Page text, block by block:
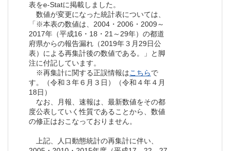
表をe-Statに掲載しました。
数値が変更になった統計表については、
「※本表の数値は、2004・2006・2009～
2017年（平成16・18・21～29年）の都道
府県からの報告漏れ（2019年３月29日公
表）による再集計後の数値である。」と脚
注に付記しています。
※再集計に関する正誤情報はこちらで
す。（令和３年６月３日）（令和４年４月
18日）
なお、月報、速報は、最新数値をその都
度公表していく性質であることから、数値
の修正はおこなっておりません。
上記、人口動態統計の再集計に伴い、